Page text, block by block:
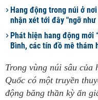
Hang động trong núi ở
nhận xét tới đây "ngỡ
Phát hiện hang động mới
Bình, các tín đồ mê thám
Trong vùng núi sâu của
Quốc có một truyền
động băng thần kỳ ẩn